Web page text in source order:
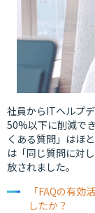
社員からITヘルプ
50%以下に削減で
くある質問」はほ
は「同じ質問に対
放されました。
「FAQの有
したか？